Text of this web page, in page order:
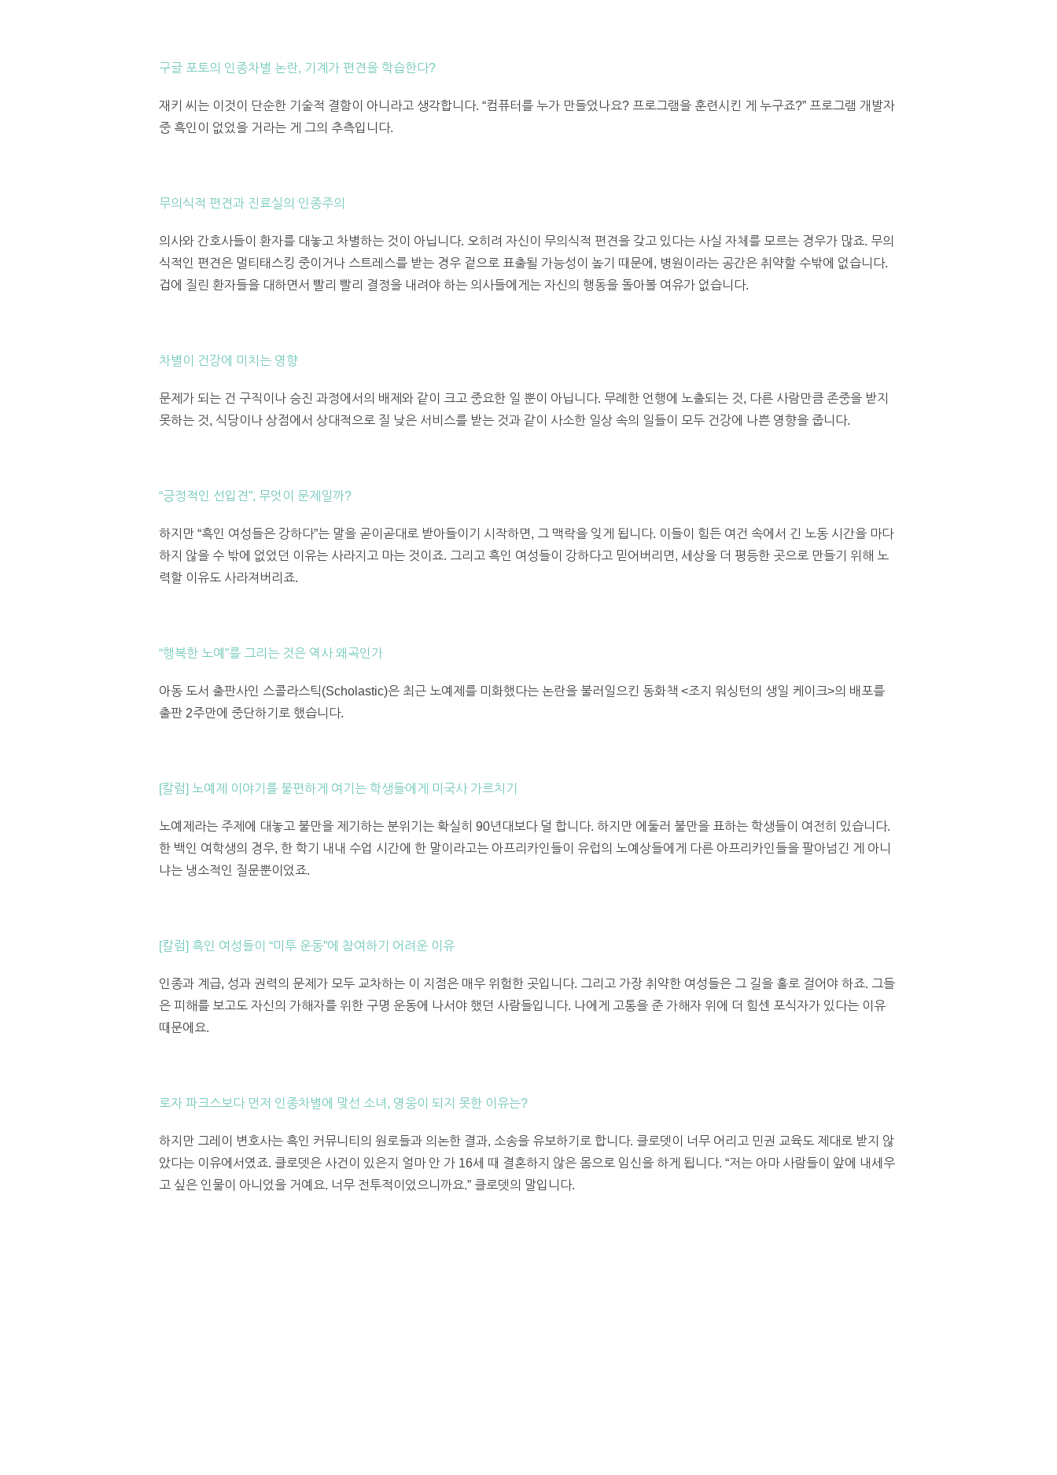
구글 포토의 인종차별 논란, 기계가 편견을 학습한다?
재키 씨는 이것이 단순한 기술적 결함이 아니라고 생각합니다. “컴퓨터를 누가 만들었나요? 프로그램을 훈련시킨 게 누구죠?” 프로그램 개발자
중 흑인이 없었을 거라는 게 그의 추측입니다.
무의식적 편견과 진료실의 인종주의
의사와 간호사들이 환자를 대놓고 차별하는 것이 아닙니다. 오히려 자신이 무의식적 편견을 갖고 있다는 사실 자체를 모르는 경우가 많죠. 무의
식적인 편견은 멀티태스킹 중이거나 스트레스를 받는 경우 겉으로 표출될 가능성이 높기 때문에, 병원이라는 공간은 취약할 수밖에 없습니다.
겁에 질린 환자들을 대하면서 빨리 빨리 결정을 내려야 하는 의사들에게는 자신의 행동을 돌아볼 여유가 없습니다.
차별이 건강에 미치는 영향
문제가 되는 건 구직이나 승진 과정에서의 배제와 같이 크고 중요한 일 뿐이 아닙니다. 무례한 언행에 노출되는 것, 다른 사람만큼 존중을 받지
못하는 것, 식당이나 상점에서 상대적으로 질 낮은 서비스를 받는 것과 같이 사소한 일상 속의 일들이 모두 건강에 나쁜 영향을 줍니다.
“긍정적인 선입견”, 무엇이 문제일까?
하지만 “흑인 여성들은 강하다”는 말을 곧이곧대로 받아들이기 시작하면, 그 맥락을 잊게 됩니다. 이들이 힘든 여건 속에서 긴 노동 시간을 마다
하지 않을 수 밖에 없었던 이유는 사라지고 마는 것이죠. 그리고 흑인 여성들이 강하다고 믿어버리면, 세상을 더 평등한 곳으로 만들기 위해 노
력할 이유도 사라져버리죠.
“행복한 노예”를 그리는 것은 역사 왜곡인가
아동 도서 출판사인 스콜라스틱(Scholastic)은 최근 노예제를 미화했다는 논란을 불러일으킨 동화책 <조지 워싱턴의 생일 케이크>의 배포를
출판 2주만에 중단하기로 했습니다.
[칼럼] 노예제 이야기를 불편하게 여기는 학생들에게 미국사 가르치기
노예제라는 주제에 대놓고 불만을 제기하는 분위기는 확실히 90년대보다 덜 합니다. 하지만 에둘러 불만을 표하는 학생들이 여전히 있습니다.
한 백인 여학생의 경우, 한 학기 내내 수업 시간에 한 말이라고는 아프리카인들이 유럽의 노예상들에게 다른 아프리카인들을 팔아넘긴 게 아니
냐는 냉소적인 질문뿐이었죠.
[칼럼] 흑인 여성들이 “미투 운동”에 참여하기 어려운 이유
인종과 계급, 성과 권력의 문제가 모두 교차하는 이 지점은 매우 위험한 곳입니다. 그리고 가장 취약한 여성들은 그 길을 홀로 걸어야 하죠. 그들
은 피해를 보고도 자신의 가해자를 위한 구명 운동에 나서야 했던 사람들입니다. 나에게 고통을 준 가해자 위에 더 힘센 포식자가 있다는 이유
때문에요.
로자 파크스보다 먼저 인종차별에 맞선 소녀, 영웅이 되지 못한 이유는?
하지만 그레이 변호사는 흑인 커뮤니티의 원로들과 의논한 결과, 소송을 유보하기로 합니다. 클로뎃이 너무 어리고 민권 교육도 제대로 받지 않
았다는 이유에서였죠. 클로뎃은 사건이 있은지 얼마 안 가 16세 때 결혼하지 않은 몸으로 임신을 하게 됩니다. “저는 아마 사람들이 앞에 내세우
고 싶은 인물이 아니었을 거예요. 너무 전투적이었으니까요.” 클로뎃의 말입니다.